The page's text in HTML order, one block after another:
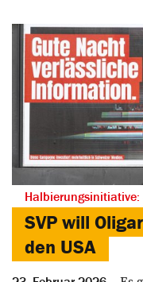
Halbierungsinitiative:
SVP will
den USA